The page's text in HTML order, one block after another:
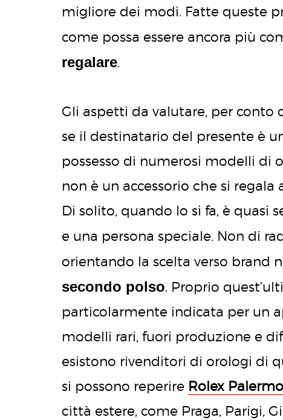
migliore dei modi. Fatte queste
come possa essere ancora più
regalare.
Gli aspetti da valutare, per conto
se il destinatario del presente è
possesso di numerosi modelli di
non è un accessorio che si
Di solito, quando lo si fa, è quasi
e una persona speciale. Non di
orientando la scelta verso brand
secondo polso. Proprio
particolarmente indicata per un
modelli rari, fuori produzione e
esistono rivenditori di orologi di
si possono reperire Rolex Palermo
città estere, come Praga, Parigi,